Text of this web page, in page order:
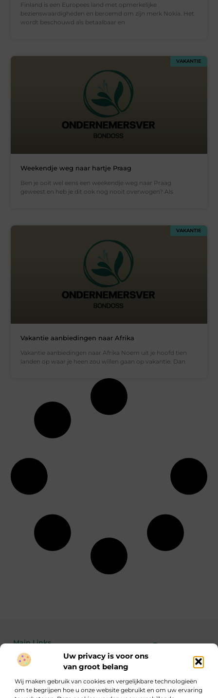
Uw privacy is voor ons
van groot belang
Wij maken gebruik van cookies en vergelijkbare technologieën
om te begrijpen hoe u onze website gebruikt en om uw ervaring
Finland is een Europees land met opmerkelijke
bezienswaardigheden en beroemd om zijn merk Nokia. Het
wordt beschouwd als betaalbaar en
VAKANTIE
Weekendje weg naar hartje Praag
Ben je ooit wel eens een weekendje weg naar Praag
geweest en heb je dit ook nog nooit overwogen? Als
VAKANTIE
Vakantie aanbiedingen naar Afrika
Vakantie aanbiedingen naar Afrika Noem uit je hoofd tien
landen op waar je heen zou willen gaan op vakantie. Dan
Main Links
Bekende Nederlanders